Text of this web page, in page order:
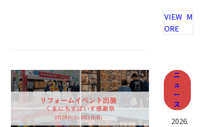
VIEW M
ORE
ニ
ュ
ー
ス
2026.